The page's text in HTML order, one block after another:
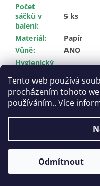
Tento web používá
procházením tohoto
používáním.. Více
Odmítnout
Počet
sáčků v
balení:
5 ks
Materiál:
Papír
Vůně:
ANO
Hygienický
ANO
Copyright 2026